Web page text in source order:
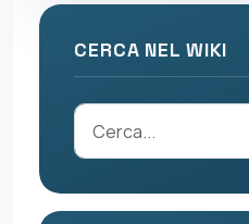
CERCA NEL WIKI